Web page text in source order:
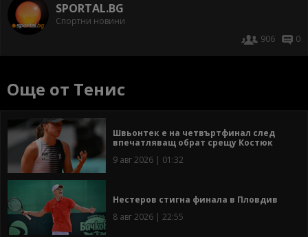
SPORTAL.BG
Спортни новини
906
0
Още от Тенис
Швьонтек е на четвъртфинал след
впечатляващ обрат срещу Костюк
9 авг 2026 | 01:32
Нестеров стигна финала в Пловдив
8 авг 2026 | 22:55